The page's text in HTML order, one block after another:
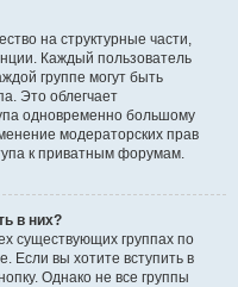
на структурные части,
Каждый пользователь
группе могут быть
Это облегчает
одновременно большому
модераторских прав
к приватным форумам.
в них?
существующих группах по
Если вы хотите вступить в
Однако не все группы